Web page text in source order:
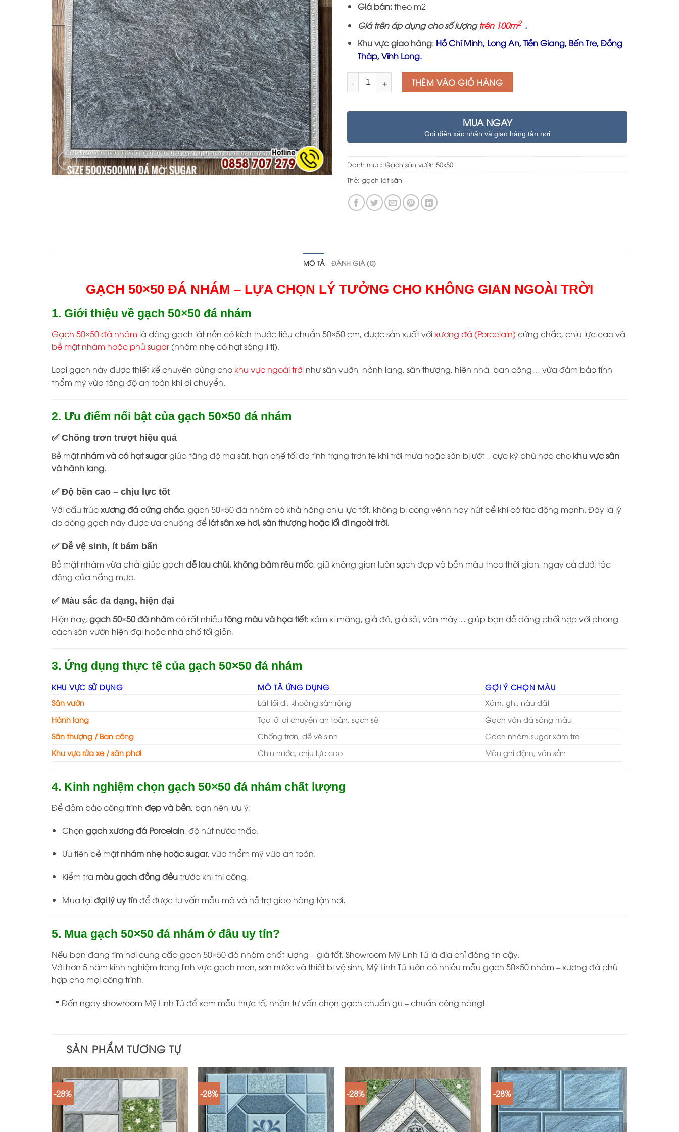
Giá bán:theo m2
Giá trên áp dụng cho số lượngtrên 100m2 .
Khu vực giao hàng: Hồ Chí Minh, Long An, Tiền Giang, Bến Tre, Đồng
Tháp, Vĩnh Long.
Số lượng THÊM VÀO GIỎ HÀNG
MUA NGAY
Gọi điện xác nhận và giao hàng tận nơi
Danh mục: Gạch sân vườn 50x50
Thẻ: gạch lát sân
MÔ TẢ ĐÁNH GIÁ (0)
GẠCH 50×50 ĐÁ NHÁM – LỰA CHỌN LÝ TƯỞNG CHO KHÔNG GIAN NGOÀI TRỜI
1. Giới thiệu về gạch 50×50 đá nhám
Gạch 50×50 đá nhám là dòng gạch lát nền có kích thước tiêu chuẩn 50×50 cm, được sản xuất vớixương đá (Porcelain)cứng chắc, chịu lực cao và
bề mặt nhám hoặc phủ sugar(nhám nhẹ có hạt sáng li ti).
Loại gạch này được thiết kế chuyên dùng cho khu vực ngoài trời như sân vườn, hành lang, sân thượng, hiên nhà, ban công… vừa đảm bảo tính
thẩm mỹ vừa tăng độ an toàn khi di chuyển.
2. Ưu điểm nổi bật của gạch 50×50 đá nhám
✅ Chống trơn trượt hiệu quả
Bề mặtnhám và có hạt sugargiúp tăng độ ma sát, hạn chế tối đa tình trạng trơn té khi trời mưa hoặc sàn bị ướt – cực kỳ phù hợp cho khu vực sân
và hành lang.
✅ Độ bền cao – chịu lực tốt
Với cấu trúcxương đá cứng chắc, gạch 50×50 đá nhám có khả năng chịu lực tốt, không bị cong vênh hay nứt bể khi có tác động mạnh. Đây là lý
do dòng gạch này được ưa chuộng để lát sân xe hơi, sân thượng hoặc lối đi ngoài trời.
✅ Dễ vệ sinh, ít bám bẩn
Bề mặt nhám vừa phải giúp gạch dễ lau chùi, không bám rêu mốc, giữ không gian luôn sạch đẹp và bền màu theo thời gian, ngay cả dưới tác
động của nắng mưa.
✅ Màu sắc đa dạng, hiện đại
Hiện nay, gạch 50×50 đá nhámcó rất nhiều tông màu và họa tiết: xám xi măng, giả đá, giả sỏi, vân mây… giúp bạn dễ dàng phối hợp với phong
cách sân vườn hiện đại hoặc nhà phố tối giản.
3. Ứng dụng thực tế của gạch 50×50 đá nhám
KHU VỰC SỬ DỤNG MÔ TẢ ỨNG DỤNG
GỢI Ý CHỌN MÀU
Sân vườn
Lát lối đi, khoảng sân rộng
Xám, ghi, nâu đất
Hành lang
Tạo lối di chuyển an toàn, sạch sẽ
Gạch vân đá sáng màu
Sân thượng / Ban công
Chống trơn, dễ vệ sinh
Gạch nhám sugar xám tro
Khu vực rửa xe / sân phơi
Chịu nước, chịu lực cao Màu ghi đậm, vân sần
4. Kinh nghiệm chọn gạch 50×50 đá nhám chất lượng
Để đảm bảo công trình đẹp và bền, bạn nên lưu ý:
Chọn gạch xương đá Porcelain, độ hút nước thấp.
Ưu tiên bề mặtnhám nhẹ hoặc sugar, vừa thẩm mỹ vừa an toàn.
Kiểm tra màu gạch đồng đềutrước khi thi công.
Mua tạiđại lý uy tínđể được tư vấn mẫu mã và hỗ trợ giao hàng tận nơi.
5. Mua gạch 50×50 đá nhám ở đâu uy tín?
Nếu bạn đang tìm nơi cung cấp gạch 50×50 đá nhám chất lượng – giá tốt, Showroom Mỹ Linh Tú là địa chỉ đáng tin cậy.
Với hơn 5 năm kinh nghiệm trong lĩnh vực gạch men, sơn nước và thiết bị vệ sinh, Mỹ Linh Tú luôn có nhiều mẫu gạch 50×50 nhám – xương đá phù
hợp cho mọi công trình.
📍 Đến ngay showroom Mỹ Linh Tú để xem mẫu thực tế, nhận tư vấn chọn gạch chuẩn gu – chuẩn công năng!
SẢN PHẨM TƯƠNG TỰ
-28% -28% -28% -28%